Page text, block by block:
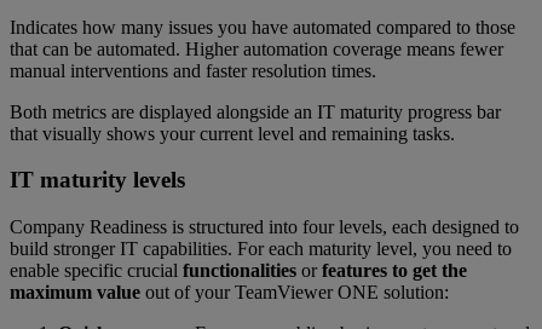
Indicates how many issues you have automated compared to those
that can be automated. Higher automation coverage means fewer
manual interventions and faster resolution times.
Both metrics are displayed alongside an IT maturity progress bar
that visually shows your current level and remaining tasks.
IT maturity levels
Company Readiness is structured into four levels, each designed to
build stronger IT capabilities. For each maturity level, you need to
enable specific crucial functionalities orfeatures to get the
maximum value out of your TeamViewer ONE solution: